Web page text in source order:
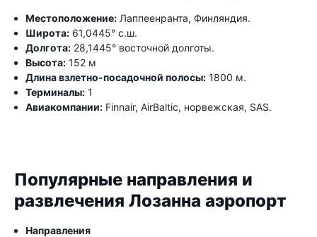
Местоположение: Лаппеенранта, Финляндия.
Широта: 61,0445° с.ш.
Долгота: 28,1445° восточной долготы.
Высота: 152 м
Длина взлетно-посадочной полосы: 1800 м.
Терминалы: 1
Авиакомпании: Finnair, AirBaltic, норвежская, SAS.
Популярные направления и
развлечения Лозанна аэропорт
Направления